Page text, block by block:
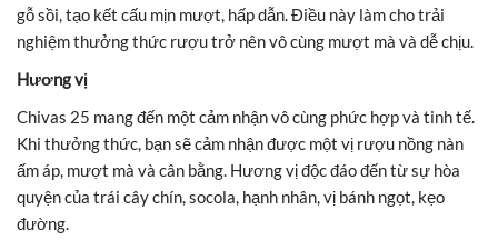
gỗ sồi, tạo kết cấu mịn mượt, hấp dẫn. Điều này làm cho trải
nghiệm thưởng thức rượu trở nên vô cùng mượt mà và dễ chịu.
Hương vị
Chivas 25 mang đến một cảm nhận vô cùng phức hợp và tinh tế.
Khi thưởng thức, bạn sẽ cảm nhận được một vị rượu nồng nàn
ấm áp, mượt mà và cân bằng. Hương vị độc đáo đến từ sự hòa
quyện của trái cây chín, socola, hạnh nhân, vị bánh ngọt, kẹo
đường.